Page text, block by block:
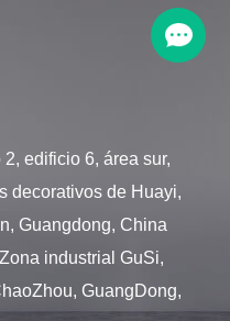
edificio 6, área sur,
decorativos de Huayi,
Guangdong, China
industrial GuSi,
GuangDong,